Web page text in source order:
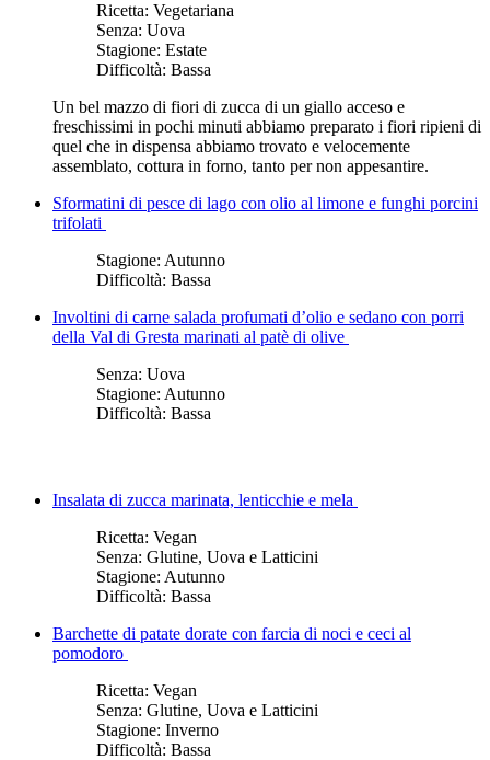
Ricetta: Vegetariana
Senza: Uova
Stagione: Estate
Difficoltà: Bassa
Un bel mazzo di fiori di zucca di un giallo acceso e
freschissimi in pochi minuti abbiamo preparato i fiori ripieni di
quel che in dispensa abbiamo trovato e velocemente
assemblato, cottura in forno, tanto per non appesantire.
Sformatini di pesce di lago con olio al limone e funghi porcini
trifolati
Stagione: Autunno
Difficoltà: Bassa
Involtini di carne salada profumati d’olio e sedano con porri
della Val di Gresta marinati al patè di olive
Senza: Uova
Stagione: Autunno
Difficoltà: Bassa
Insalata di zucca marinata, lenticchie e mela
Ricetta: Vegan
Senza: Glutine, Uova e Latticini
Stagione: Autunno
Difficoltà: Bassa
Barchette di patate dorate con farcia di noci e ceci al
pomodoro
Ricetta: Vegan
Senza: Glutine, Uova e Latticini
Stagione: Inverno
Difficoltà: Bassa